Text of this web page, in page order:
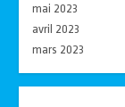
mai 2023
avril 2023
mars 2023